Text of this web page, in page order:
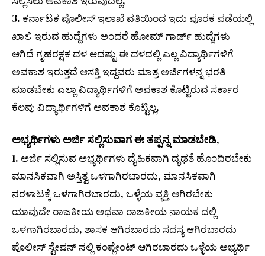
3. ಕರ್ನಾಟಕ ಪೊಲೀಸ್ ಇಲಾಖೆ ವತಿಯಿಂದ ಇದು ಪೂರಕ ಪಡೆಯಲ್ಲಿ
ಖಾಲಿ ಇರುವ ಹುದ್ದೆಗಳು ಅಂದರೆ ಹೋಮ್ ಗಾರ್ಡ್ ಹುದ್ದೆಗಳು
ಆಗಿದೆ ಗೃಹರಕ್ಷಕ ದಳ ಆದಷ್ಟು ಈ ದಳದಲ್ಲಿ ಎಲ್ಲ ವಿದ್ಯಾರ್ಥಿಗಳಿಗೆ
ಅವಕಾಶ ಇರುತ್ತದೆ ಆಸಕ್ತಿ ಇದ್ದವರು ಮಾತ್ರ ಅರ್ಜಿಗಳನ್ನ ಭರತಿ
ಮಾಡಬೇಕು ಎಲ್ಲಾ ವಿದ್ಯಾರ್ಥಿಗಳಿಗೆ ಅವಕಾಶ ಕೊಟ್ಟಿರುವ ಸರ್ಕಾರ
ಕೆಲವು ವಿದ್ಯಾರ್ಥಿಗಳಿಗೆ ಅವಕಾಶ ಕೊಟ್ಟಿಲ್ಲ,
ಅಭ್ಯರ್ಥಿಗಳು ಅರ್ಜಿ ಸಲ್ಲಿಸುವಾಗ ಈ ತಪ್ಪನ್ನ ಮಾಡಬೇಡಿ,
1. ಅರ್ಜಿ ಸಲ್ಲಿಸುವ ಅಭ್ಯರ್ಥಿಗಳು ದೈಹಿಕವಾಗಿ ದೃಢತೆ ಹೊಂದಿರಬೇಕು
ಮಾನಸಿಕವಾಗಿ ಅಸ್ತಿತ್ವ ಒಳಗಾಗಿರಬಾರದು, ಮಾನಸಿಕವಾಗಿ
ನರಳಾಟಕ್ಕೆ ಒಳಗಾಗಿರಬಾರದು, ಒಳ್ಳೆಯ ವ್ಯಕ್ತಿ ಆಗಿರಬೇಕು
ಯಾವುದೇ ರಾಜಕೀಯ ಅಥವಾ ರಾಜಕೀಯ ನಾಯಕ ದಲ್ಲಿ
ಒಳಗಾಗಿರಬಾರದು, ಶಾಸಕ ಆಗಿರಬಾರದು ಸದಸ್ಯ ಆಗಿರಬಾರದು
ಪೊಲೀಸ್ ಸ್ಟೇಷನ್ ನಲ್ಲಿ ಕಂಪ್ಲೇಂಟ್ ಆಗಿರಬಾರದು ಒಳ್ಳೆಯ ಅಭ್ಯರ್ಥಿ